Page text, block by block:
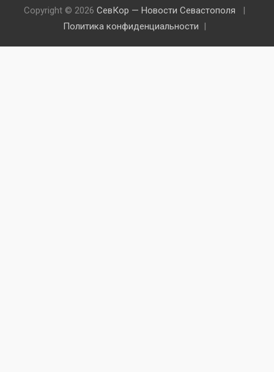
Copyright © 2026 СевКор — Новости Севастополя
Политика конфиденциальности